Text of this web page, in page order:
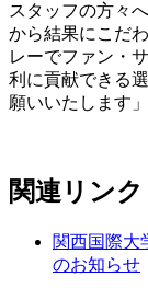
スタッフの方々
から結果にこだ
レーでファン・
利に貢献できる
願いいたします」
関連リンク
関西国際大
のお知らせ